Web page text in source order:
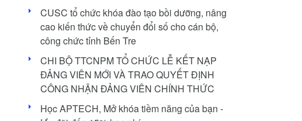
CUSC tổ chức khóa đào tạo bồi dưỡng, nâng
cao kiến thức về chuyển đổi số cho cán bộ,
công chức tỉnh Bến Tre
CHI BỘ TTCNPM TỔ CHỨC LỄ KẾT NẠP
ĐẢNG VIÊN MỚI VÀ TRAO QUYẾT ĐỊNH
CÔNG NHẬN ĐẢNG VIÊN CHÍNH THỨC
Học APTECH, Mở khóa tiềm năng của bạn -